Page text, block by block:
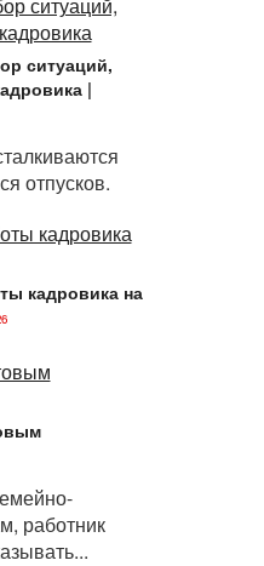
ситуаций,
|
отпусков.
кадровика на
работник